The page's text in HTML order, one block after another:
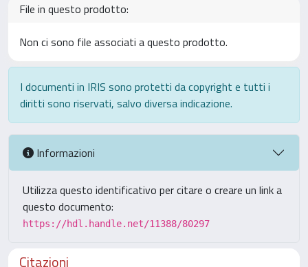
File in questo prodotto:
Non ci sono file associati a questo prodotto.
I documenti in IRIS sono protetti da copyright e tutti i
diritti sono riservati, salvo diversa indicazione.
Informazioni
Utilizza questo identificativo per citare o creare un link a
questo documento:
https://hdl.handle.net/11388/80297
Citazioni